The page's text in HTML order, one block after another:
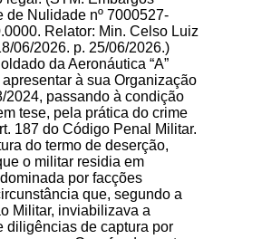
de Nulidade nº 7000527-
Relator: Min. Celso Luiz
06/2026. p. 25/06/2026.)
da Aeronáutica “A”
à sua Organização
2024, passando à condição
tese, pela prática do crime
187 do Código Penal Militar.
do termo de deserção,
o militar residia em
por facções
que, segundo a
Militar, inviabilizava a
diligências de captura por